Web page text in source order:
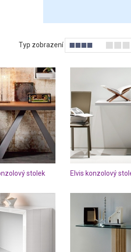
Typ zobrazení
stolek Elvis konzolový